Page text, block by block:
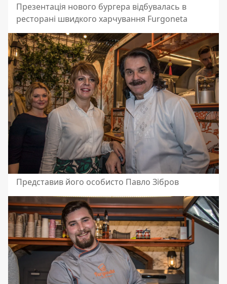
Презентація нового бургера відбувалась в
ресторані швидкого харчування Furgoneta
Представив його особисто Павло Зібров